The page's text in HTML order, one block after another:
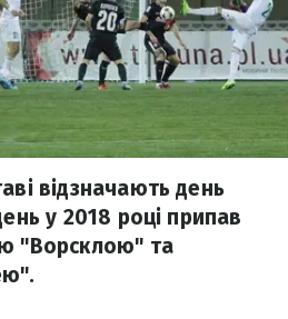
відзначають день
у 2018 році припав
"Ворсклою" та